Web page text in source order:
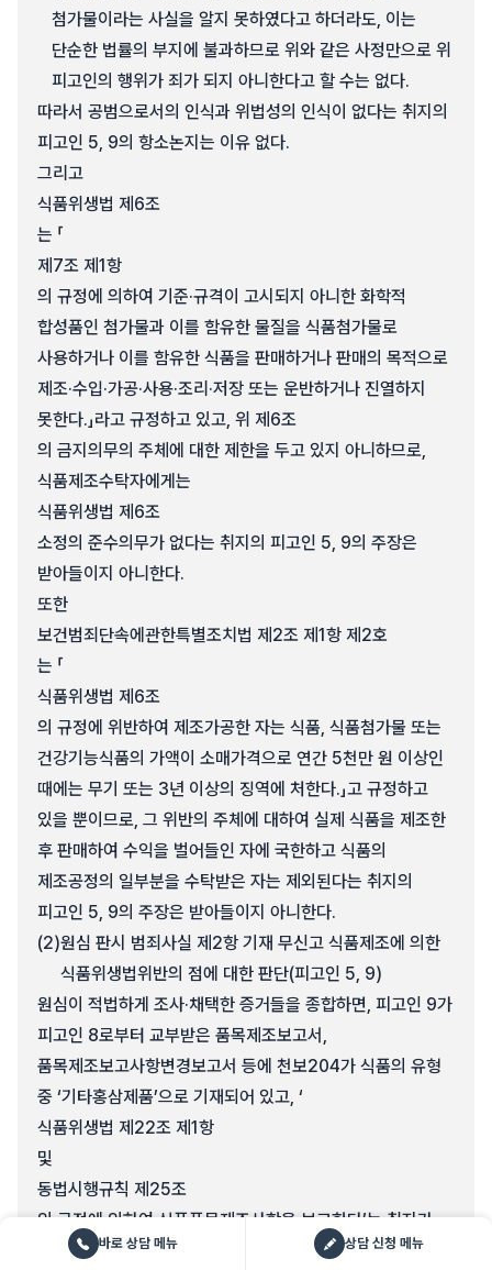
첨가물이라는 사실을 알지 못하였다고 하더라도, 이는
단순한 법률의 부지에 불과하므로 위와 같은 사정만으로 위
피고인의 행위가 죄가 되지 아니한다고 할 수는 없다.
따라서 공범으로서의 인식과 위법성의 인식이 없다는 취지의
피고인 5, 9의 항소논지는 이유 없다.
그리고
식품위생법 제6조
는 「
제7조 제1항
의 규정에 의하여 기준·규격이 고시되지 아니한 화학적
합성품인 첨가물과 이를 함유한 물질을 식품첨가물로
사용하거나 이를 함유한 식품을 판매하거나 판매의 목적으로
제조·수입·가공·사용·조리·저장 또는 운반하거나 진열하지
못한다.」라고 규정하고 있고, 위 제6조
의 금지의무의 주체에 대한 제한을 두고 있지 아니하므로,
식품제조수탁자에게는
식품위생법 제6조
소정의 준수의무가 없다는 취지의 피고인 5, 9의 주장은
받아들이지 아니한다.
또한
보건범죄단속에관한특별조치법 제2조 제1항 제2호
는 「
식품위생법 제6조
의 규정에 위반하여 제조가공한 자는 식품, 식품첨가물 또는
건강기능식품의 가액이 소매가격으로 연간 5천만 원 이상인
때에는 무기 또는 3년 이상의 징역에 처한다.」고 규정하고
있을 뿐이므로, 그 위반의 주체에 대하여 실제 식품을 제조한
후 판매하여 수익을 벌어들인 자에 국한하고 식품의
제조공정의 일부분을 수탁받은 자는 제외된다는 취지의
피고인 5, 9의 주장은 받아들이지 아니한다.
(2)원심 판시 범죄사실 제2항 기재 무신고 식품제조에 의한
식품위생법위반의 점에 대한 판단(피고인 5, 9)
원심이 적법하게 조사·채택한 증거들을 종합하면, 피고인 9가
피고인 8로부터 교부받은 품목제조보고서,
품목제조보고사항변경보고서 등에 천보204가 식품의 유형
중 ‘기타홍삼제품’으로 기재되어 있고, ‘
식품위생법 제22조 제1항
및
동법시행규칙 제25조
의 규정에 의하여 식품품목제조사항을 보고한다’는 취지가
기재되어 있는 사실을 인정할 수 있으므로, 피고인 5, 9는
바로 상담 메뉴 상담 신청 메뉴